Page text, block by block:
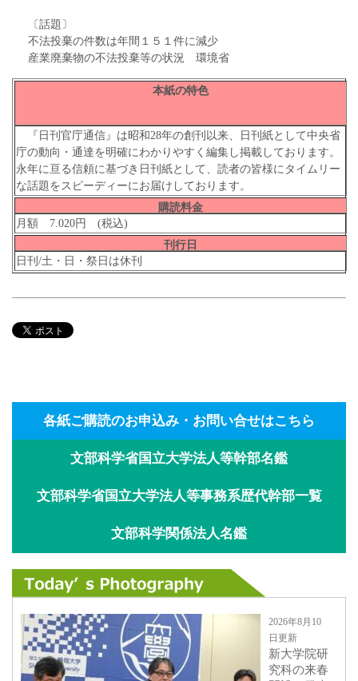
〔話題〕
不法投棄の件数は年間１５１件に減少
産業廃棄物の不法投棄等の状況 環境省
本紙の特色
『日刊官庁通信』は昭和28年の創刊以来、日刊紙として中央省
庁の動向・通達を明確にわかりやすく編集し掲載しております。
永年に亘る信頼に基づき日刊紙として、読者の皆様にタイムリー
な話題をスピーディーにお届けしております。
購読料金
月額 7.020円 (税込)
刊行日
日刊/土・日・祭日は休刊
各紙ご購読のお申込み・お問い合せはこちら
文部科学省国立大学法人等幹部名鑑
文部科学省国立大学法人等事務系歴代幹部一覧
文部科学関係法人名鑑
2026年8月10
日更新
新大学院研
究科の来春